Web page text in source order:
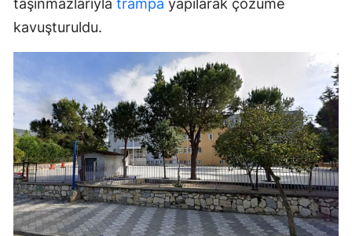
taşınmazlarıyla trampa yapılarak çözüme
kavuşturuldu.